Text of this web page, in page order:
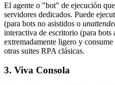
El agente o "bot" de ejecución
servidores dedicados. Puede
(para bots no asistidos o
interactiva de escritorio (para bots
extremadamente ligero y
otras suites RPA clásicas.
3. Viva Consola